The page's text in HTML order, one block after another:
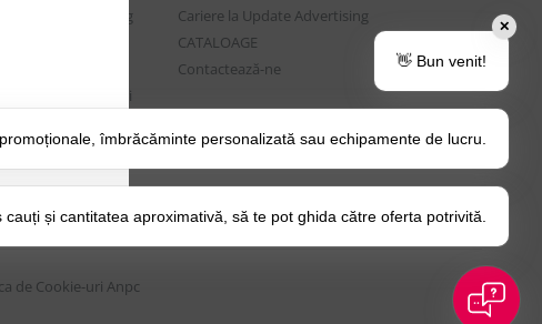
Update Advertising
dedicat si Intrebari
Promo Tips&Tricks
Politica Cookie
Cariere la Update Advertising
CATALOAGE
Contactează-ne
de Cookie-uri Anpc
✕
👋 Bun venit!
îmbrăcăminte personalizată sau echipamente de lucru.
și cantitatea aproximativă, să te pot ghida către oferta potrivită.